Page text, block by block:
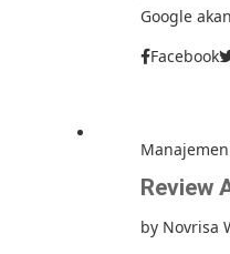
Google
Facebook
Review
by Novrisa